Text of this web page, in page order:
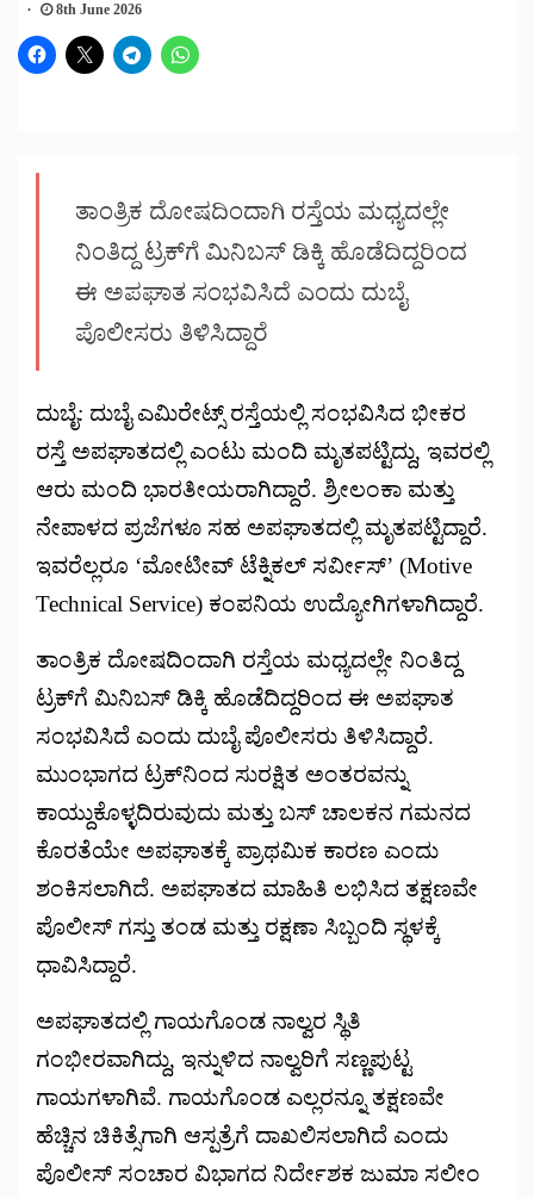
8th June 2026
ತಾಂತ್ರಿಕ ದೋಷದಿಂದಾಗಿ ರಸ್ತೆಯ ಮಧ್ಯದಲ್ಲೇ
ನಿಂತಿದ್ದ ಟ್ರಕ್‌ಗೆ ಮಿನಿಬಸ್ ಡಿಕ್ಕಿ ಹೊಡೆದಿದ್ದರಿಂದ
ಈ ಅಪಘಾತ ಸಂಭವಿಸಿದೆ ಎಂದು ದುಬೈ
ಪೊಲೀಸರು ತಿಳಿಸಿದ್ದಾರೆ
ದುಬೈ: ದುಬೈ ಎಮಿರೇಟ್ಸ್ ರಸ್ತೆಯಲ್ಲಿ ಸಂಭವಿಸಿದ ಭೀಕರ
ರಸ್ತೆ ಅಪಘಾತದಲ್ಲಿ ಎಂಟು ಮಂದಿ ಮೃತಪಟ್ಟಿದ್ದು, ಇವರಲ್ಲಿ
ಆರು ಮಂದಿ ಭಾರತೀಯರಾಗಿದ್ದಾರೆ. ಶ್ರೀಲಂಕಾ ಮತ್ತು
ನೇಪಾಳದ ಪ್ರಜೆಗಳೂ ಸಹ ಅಪಘಾತದಲ್ಲಿ ಮೃತಪಟ್ಟಿದ್ದಾರೆ.
ಇವರೆಲ್ಲರೂ ‘ಮೋಟೀವ್ ಟೆಕ್ನಿಕಲ್ ಸರ್ವೀಸ್’ (Motive
Technical Service) ಕಂಪನಿಯ ಉದ್ಯೋಗಿಗಳಾಗಿದ್ದಾರೆ.
ತಾಂತ್ರಿಕ ದೋಷದಿಂದಾಗಿ ರಸ್ತೆಯ ಮಧ್ಯದಲ್ಲೇ ನಿಂತಿದ್ದ
ಟ್ರಕ್‌ಗೆ ಮಿನಿಬಸ್ ಡಿಕ್ಕಿ ಹೊಡೆದಿದ್ದರಿಂದ ಈ ಅಪಘಾತ
ಸಂಭವಿಸಿದೆ ಎಂದು ದುಬೈ ಪೊಲೀಸರು ತಿಳಿಸಿದ್ದಾರೆ.
ಮುಂಭಾಗದ ಟ್ರಕ್‌ನಿಂದ ಸುರಕ್ಷಿತ ಅಂತರವನ್ನು
ಕಾಯ್ದುಕೊಳ್ಳದಿರುವುದು ಮತ್ತು ಬಸ್ ಚಾಲಕನ ಗಮನದ
ಕೊರತೆಯೇ ಅಪಘಾತಕ್ಕೆ ಪ್ರಾಥಮಿಕ ಕಾರಣ ಎಂದು
ಶಂಕಿಸಲಾಗಿದೆ. ಅಪಘಾತದ ಮಾಹಿತಿ ಲಭಿಸಿದ ತಕ್ಷಣವೇ
ಪೊಲೀಸ್ ಗಸ್ತು ತಂಡ ಮತ್ತು ರಕ್ಷಣಾ ಸಿಬ್ಬಂದಿ ಸ್ಥಳಕ್ಕೆ
ಧಾವಿಸಿದ್ದಾರೆ.
ಅಪಘಾತದಲ್ಲಿ ಗಾಯಗೊಂಡ ನಾಲ್ವರ ಸ್ಥಿತಿ
ಗಂಭೀರವಾಗಿದ್ದು, ಇನ್ನುಳಿದ ನಾಲ್ವರಿಗೆ ಸಣ್ಣಪುಟ್ಟ
ಗಾಯಗಳಾಗಿವೆ. ಗಾಯಗೊಂಡ ಎಲ್ಲರನ್ನೂ ತಕ್ಷಣವೇ
ಹೆಚ್ಚಿನ ಚಿಕಿತ್ಸೆಗಾಗಿ ಆಸ್ಪತ್ರೆಗೆ ದಾಖಲಿಸಲಾಗಿದೆ ಎಂದು
ಪೊಲೀಸ್ ಸಂಚಾರ ವಿಭಾಗದ ನಿರ್ದೇಶಕ ಜುಮಾ ಸಲೀಂ